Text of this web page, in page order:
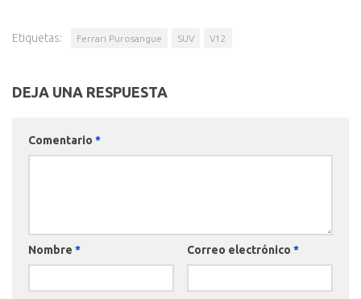
Etiquetas: Ferrari Purosangue SUV V12
DEJA UNA RESPUESTA
Comentario *
Nombre * Correo electrónico *